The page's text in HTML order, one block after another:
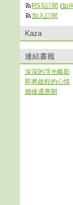
RSS訂閱 (如
加入訂閱
Kaza
連結書籤
深深的浮光略影
即將啟程的心情
婚後適應期